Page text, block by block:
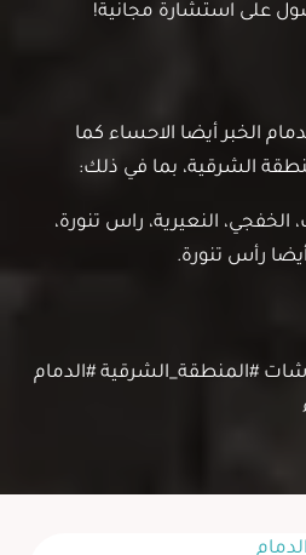
على استشارة مجانية!
الخبر أيضا الاحساء كما
الشرقية، بما في ذلك:
الخفجي، النعيرية، راس تنورة،
رأس تنورة.
#المنطقة_الشرقية #الدمام